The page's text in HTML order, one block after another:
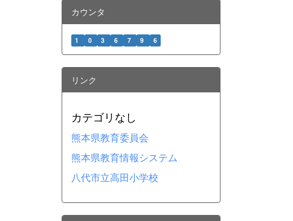
カウンタ
1 0 3 6 7 9 6
リンク
カテゴリなし
熊本県教育委員会
熊本県教育情報システム
八代市立高田小学校